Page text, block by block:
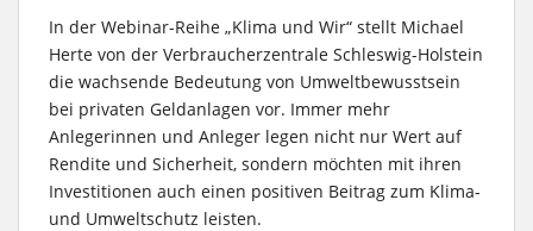
In der Webinar-Reihe „Klima und Wir“ stellt Michael
Herte von der Verbraucherzentrale Schleswig-Holstein
die wachsende Bedeutung von Umweltbewusstsein
bei privaten Geldanlagen vor. Immer mehr
Anlegerinnen und Anleger legen nicht nur Wert auf
Rendite und Sicherheit, sondern möchten mit ihren
Investitionen auch einen positiven Beitrag zum Klima-
und Umweltschutz leisten.